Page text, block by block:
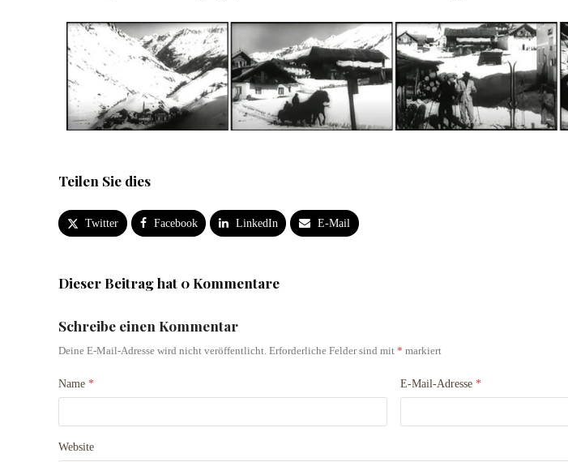
Teilen Sie dies
Twitter Facebook LinkedIn E-Mail
Dieser Beitrag hat 0 Kommentare
Schreibe einen Kommentar
Deine E-Mail-Adresse wird nicht veröffentlicht. Erforderliche Felder sind mit * markiert
Name * E-Mail-Adresse*
Website